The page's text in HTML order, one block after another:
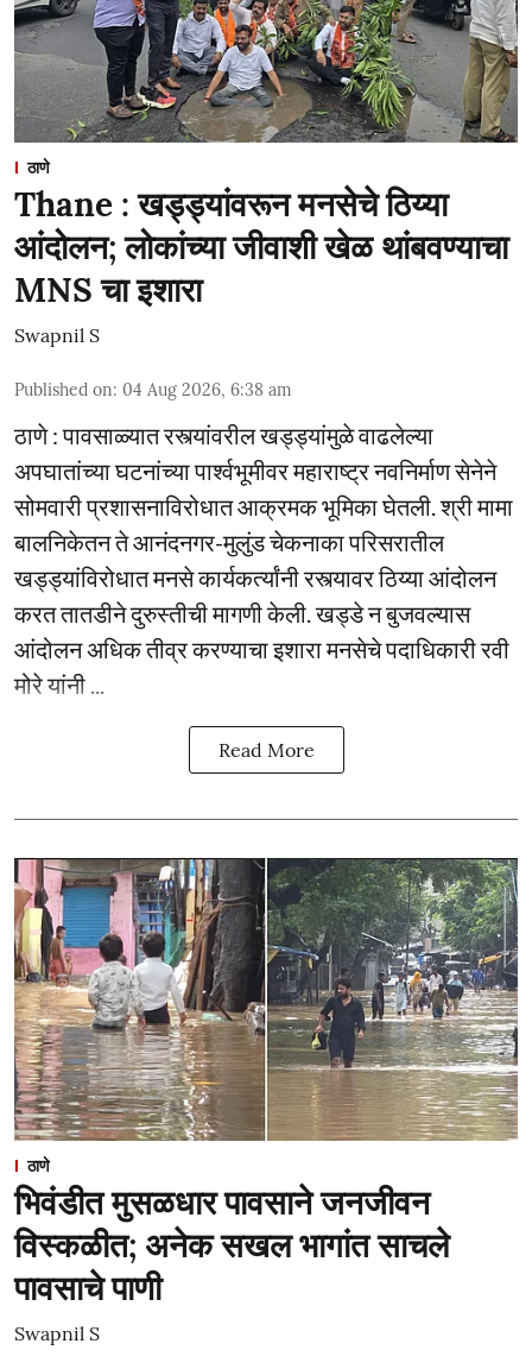
ठाणे
Thane : खड्ड्यांवरून मनसेचे ठिय्या
आंदोलन; लोकांच्या जीवाशी खेळ थांबवण्याचा
MNS चा इशारा
Swapnil S
Published on: 04 Aug 2026, 6:38 am
ठाणे : पावसाळ्यात रस्त्यांवरील खड्ड्यांमुळे वाढलेल्या
अपघातांच्या घटनांच्या पार्श्वभूमीवर महाराष्ट्र नवनिर्माण सेनेने
सोमवारी प्रशासनाविरोधात आक्रमक भूमिका घेतली. श्री मामा
बालनिकेतन ते आनंदनगर-मुलुंड चेकनाका परिसरातील
खड्ड्यांविरोधात मनसे कार्यकर्त्यांनी रस्त्यावर ठिय्या आंदोलन
करत तातडीने दुरुस्तीची मागणी केली. खड्डे न बुजवल्यास
आंदोलन अधिक तीव्र करण्याचा इशारा मनसेचे पदाधिकारी रवी
मोरे यांनी ...
Read More
ठाणे
भिवंडीत मुसळधार पावसाने जनजीवन
विस्कळीत; अनेक सखल भागांत साचले
पावसाचे पाणी
Swapnil S